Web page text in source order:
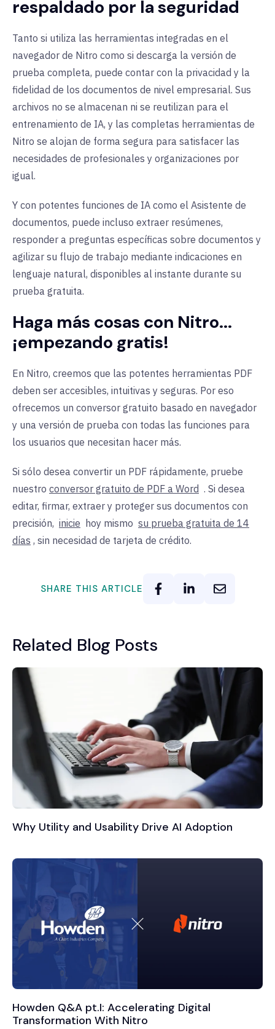
Editar texto e
imágenes
✅
Fusionar PDF ❌ ✅
Rellenar y firmar
formularios
❌ ✅
Comprimir y
archivos PDF
Asistente de
documentos AI
❌ ✅
Asegure, redacte
y proteja los
archivos PDF
Colaboración en
documentos
❌ ✅
respaldado por la seguridad
Tanto si utiliza las herramientas integradas en el
navegador de Nitro como si descarga la versión de
prueba completa, puede contar con la privacidad y la
fidelidad de los documentos de nivel empresarial. Sus
archivos no se almacenan ni se reutilizan para el
entrenamiento de IA, y las completas herramientas de
Nitro se alojan de forma segura para satisfacer las
necesidades de profesionales y organizaciones por
igual.
Y con potentes funciones de IA como el Asistente de
documentos, puede incluso extraer resúmenes,
responder a preguntas específicas sobre documentos y
agilizar su flujo de trabajo mediante indicaciones en
lenguaje natural, disponibles al instante durante su
prueba gratuita.
Haga más cosas con Nitro...
¡empezando gratis!
En Nitro, creemos que las potentes herramientas PDF
deben ser accesibles, intuitivas y seguras. Por eso
ofrecemos un conversor gratuito basado en navegador
y una versión de prueba con todas las funciones para
los usuarios que necesitan hacer más.
Si sólo desea convertir un PDF rápidamente, pruebe
nuestro conversor gratuito de PDF a Word . Si desea
editar, firmar, extraer y proteger sus documentos con
precisión, inicie hoy mismo su prueba gratuita de 14
días , sin necesidad de tarjeta de crédito.
SHARE THIS ARTICLE
Related Blog Posts
Why Utility and Usability Drive AI Adoption
Howden Q&A pt.I: Accelerating Digital
Transformation With Nitro